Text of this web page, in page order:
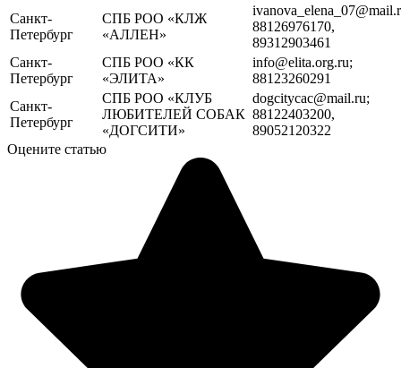
Санкт-
Петербург
СПБ РОО «КЛЖ
«АЛЛЕН»
88126976170,
89312903461
Санкт-
Петербург
СПБ РОО «КК
«ЭЛИТА»
info@elita.org.ru;
88123260291
Санкт-
Петербург
СПБ РОО «КЛУБ
ЛЮБИТЕЛЕЙ СОБАК
«ДОГСИТИ»
dogcitycac@mail.ru;
88122403200,
89052120322
Оцените статью